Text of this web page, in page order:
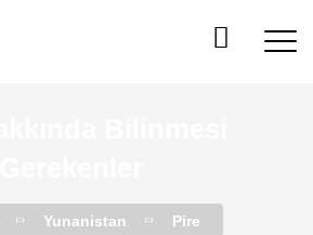
Yunanistan Pire